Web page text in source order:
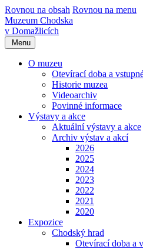
Rovnou na obsah Rovnou na menu
Muzeum Chodska
v Domažlicích
Menu
O muzeu
Otevírací doba a
Historie muzea
Videoarchiv
Povinné informace
Výstavy a akce
Aktuální výstavy a akce
Archiv výstav a akcí
2026
2025
2024
2023
2022
2021
2020
Expozice
Chodský hrad
Otevírací doba a